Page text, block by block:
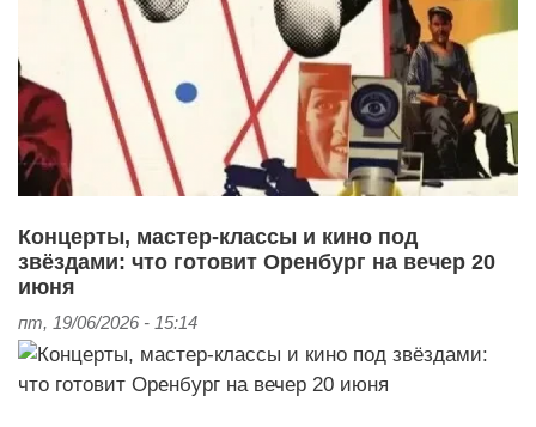
Концерты, мастер‑классы и кино под
звёздами: что готовит Оренбург на вечер 20
июня
пт, 19/06/2026 - 15:14